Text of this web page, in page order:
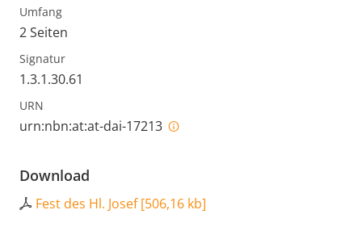
Umfang
2 Seiten
Signatur
1.3.1.30.61
URN
urn:nbn:at:at-dai-17213
Download
Fest des Hl. Josef[506,16 kb]